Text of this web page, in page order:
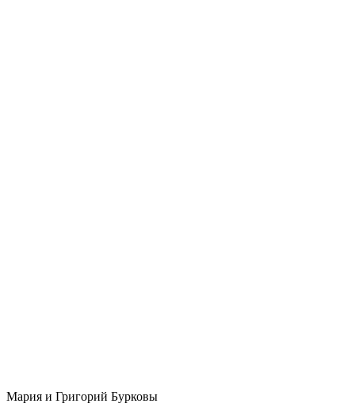
Мария и Григорий Бурковы